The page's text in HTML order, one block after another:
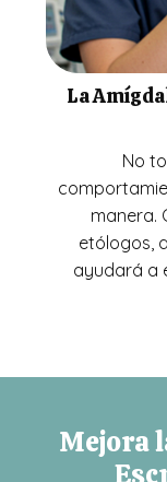
La
No
manera.
etólogos,
ayudará a
Mejora